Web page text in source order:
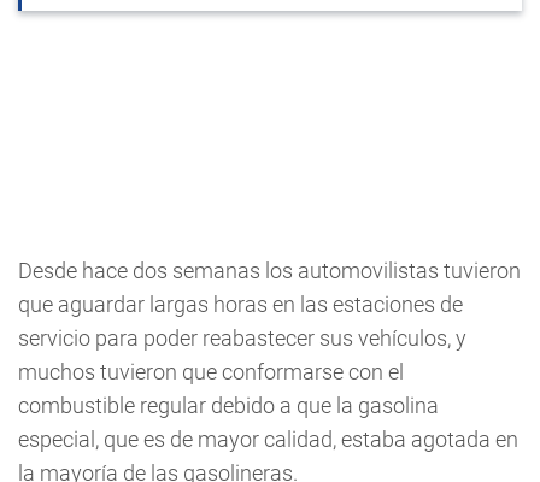
Desde hace dos semanas los automovilistas tuvieron
que aguardar largas horas en las estaciones de
servicio para poder reabastecer sus vehículos, y
muchos tuvieron que conformarse con el
combustible regular debido a que la gasolina
especial, que es de mayor calidad, estaba agotada en
la mayoría de las gasolineras.